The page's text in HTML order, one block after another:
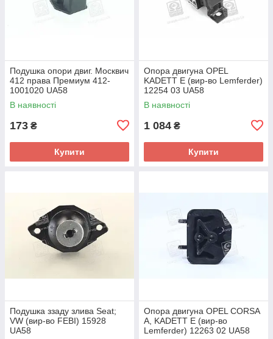
Подушка опори двиг. Москвич
412 права Премиум 412-
1001020 UA58
В наявності
173 ₴
Купити
Опора двигуна OPEL
KADETT E (вир-во Lemferder)
12254 03 UA58
В наявності
1 084 ₴
Купити
Подушка ззаду злива Seat;
VW (вир-во FEBI) 15928
UA58
Опора двигуна OPEL CORSA
A, KADETT E (вир-во
Lemferder) 12263 02 UA58